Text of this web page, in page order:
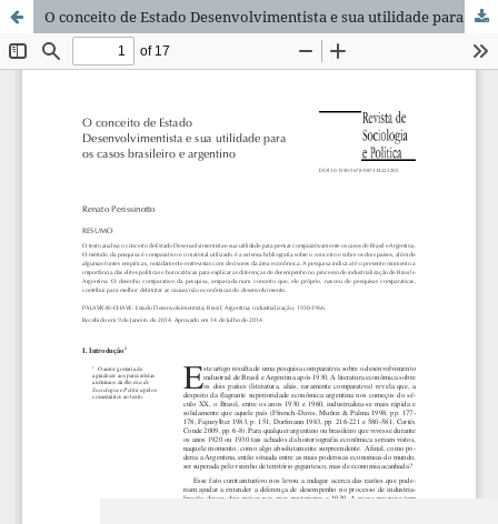
O conceito de Estado Desenvolvimentista e sua utilidade para os casos brasileiro e argentino